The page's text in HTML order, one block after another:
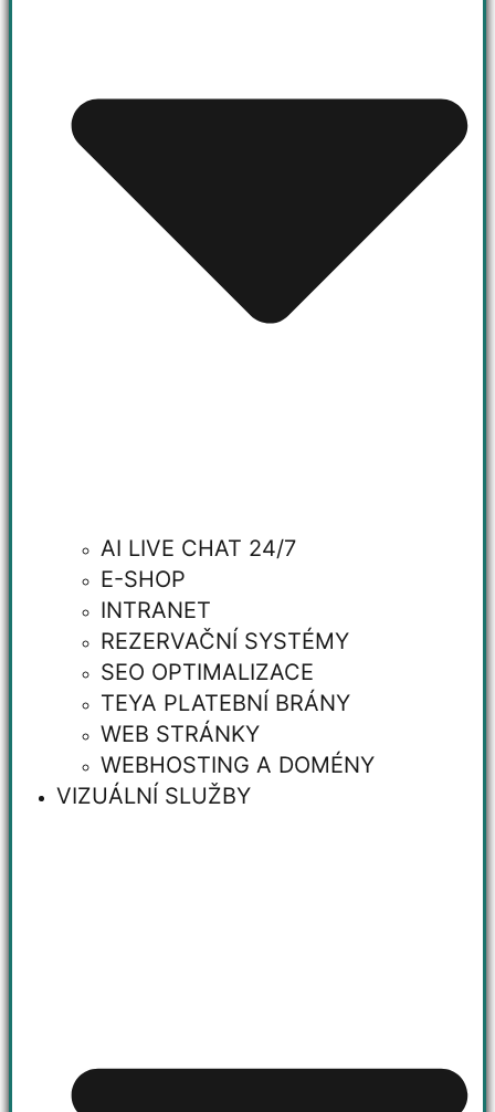
AI LIVE CHAT 24/7
E-SHOP
INTRANET
REZERVAČNÍ SYSTÉMY
SEO OPTIMALIZACE
TEYA PLATEBNÍ BRÁNY
WEB STRÁNKY
WEBHOSTING A DOMÉNY
VIZUÁLNÍ SLUŽBY